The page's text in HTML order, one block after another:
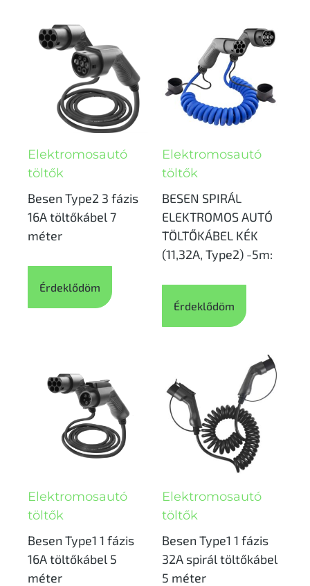
Elektromosautó
töltők
Besen Type2 3 fázis
16A töltőkábel 7
méter
Érdeklődöm
Elektromosautó
töltők
BESEN SPIRÁL
ELEKTROMOS AUTÓ
TÖLTŐKÁBEL KÉK
(11,32A, Type2) -5m:
Érdeklődöm
Elektromosautó
töltők
Besen Type1 1 fázis
16A töltőkábel 5
méter
Elektromosautó
töltők
Besen Type1 1 fázis
32A spirál töltőkábel
5 méter